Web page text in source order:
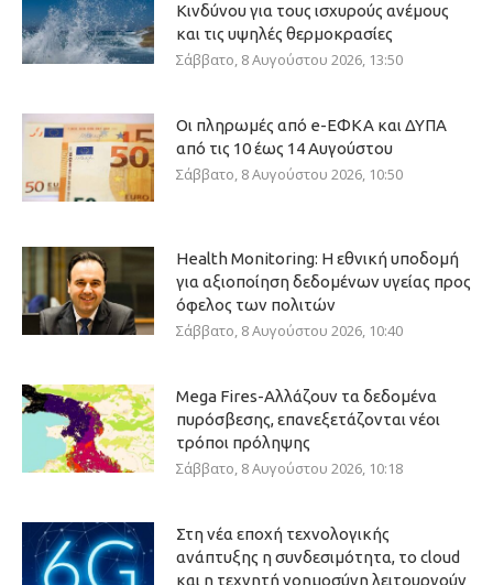
Κινδύνου για τους ισχυρούς ανέμους
και τις υψηλές θερμοκρασίες
Σάββατο, 8 Αυγούστου 2026, 13:50
Οι πληρωμές από e-ΕΦΚΑ και ΔΥΠΑ
από τις 10 έως 14 Αυγούστου
Σάββατο, 8 Αυγούστου 2026, 10:50
Health Monitoring: Η εθνική υποδομή
για αξιοποίηση δεδομένων υγείας προς
όφελος των πολιτών
Σάββατο, 8 Αυγούστου 2026, 10:40
Mega Fires-Αλλάζουν τα δεδομένα
πυρόσβεσης, επανεξετάζονται νέοι
τρόποι πρόληψης
Σάββατο, 8 Αυγούστου 2026, 10:18
Στη νέα εποχή τεχνολογικής
ανάπτυξης η συνδεσιμότητα, το cloud
και η τεχνητή νοημοσύνη λειτουργούν